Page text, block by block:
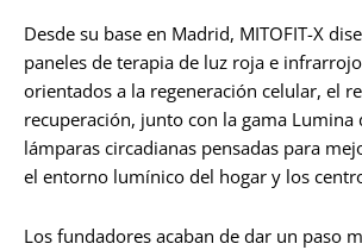
Desde su base en Madrid, MITOFIT-X
paneles de terapia de luz roja e
orientados a la regeneración celular, el
recuperación, junto con la gama Lumina
lámparas circadianas pensadas para
el entorno lumínico del hogar y los
Los fundadores acaban de dar un paso